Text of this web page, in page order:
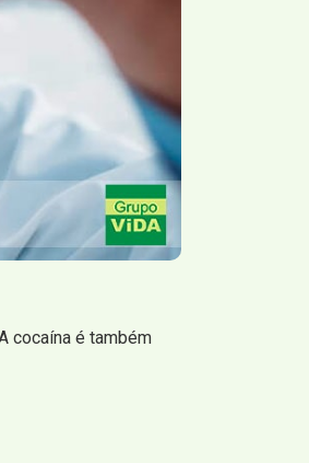
cocaína é também